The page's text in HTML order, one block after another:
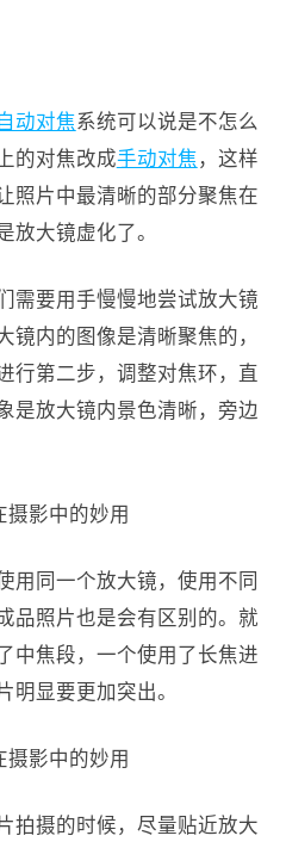
动对焦系统可以说是不怎么
上的对焦改成手动对焦 ，这样
照片中最清晰的部分聚焦在
放大镜虚化了。
需要用手慢慢地尝试放大镜
镜内的图像是清晰聚焦的，
行第二步，调整对焦环，直
是放大镜内景色清晰，旁边
用同一个放大镜，使用不同
品照片也是会有区别的。就
中焦段，一个使用了长焦进
明显要更加突出。
拍摄的时候，尽量贴近放大